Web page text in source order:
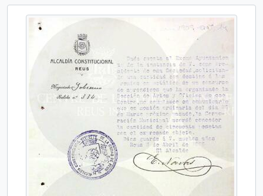
ENT, 17 - Alexandre Cardunets agraeix el tracte rebut durant la seva exposició
Unitat documental simple
ENT, 18 - Diversos socis demanen que el Centre organitzi algun acte per homenatjar Guimerà